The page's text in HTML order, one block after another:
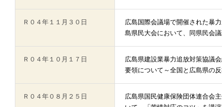
Ｒ０４年１１月３０日
広島国際会議場で開催された暴
島県民大会において、同県民会
Ｒ０４年１０月１７日
広島県建設業暴力追放対策協議
要領について～全国と広島県の
Ｒ０４年０８月２５日
広島県国民健康保険団体連合会